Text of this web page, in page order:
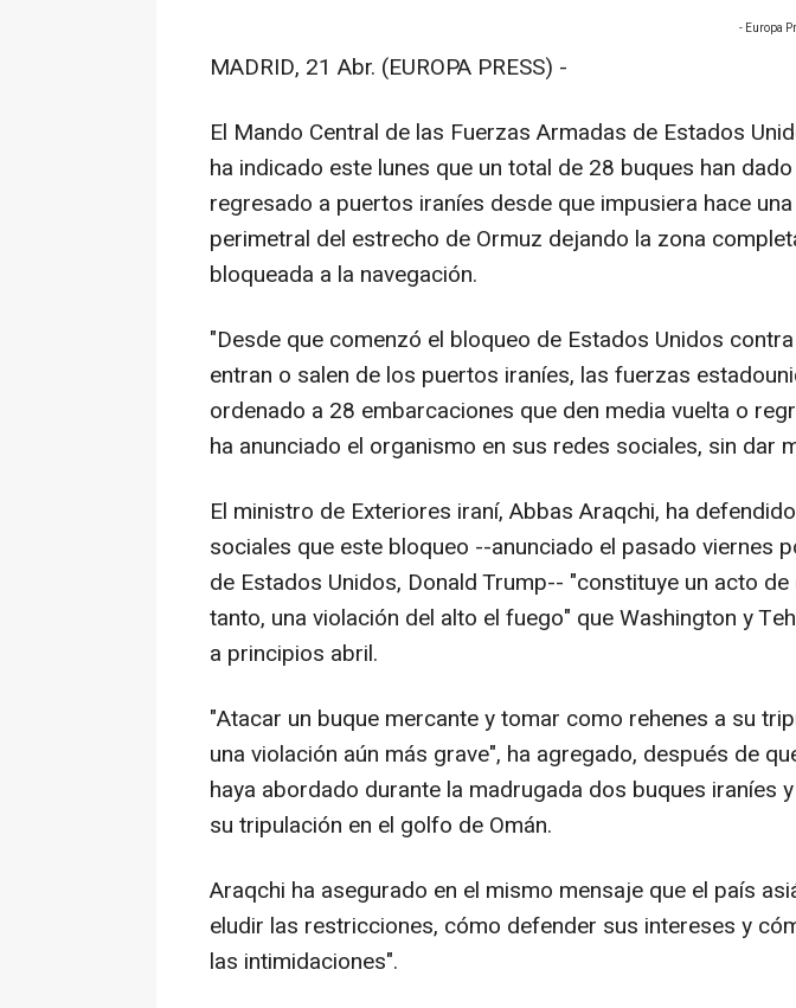
- Europa
MADRID, 21 Abr. (EUROPA PRESS) -
El Mando Central de las Fuerzas Armadas de Estados
ha indicado este lunes que un total de 28 buques han
regresado a puertos iraníes desde que impusiera hace
perimetral del estrecho de Ormuz dejando la zona
bloqueada a la navegación.
"Desde que comenzó el bloqueo de Estados Unidos
entran o salen de los puertos iraníes, las fuerzas
ordenado a 28 embarcaciones que den media vuelta o
ha anunciado el organismo en sus redes sociales, sin dar
El ministro de Exteriores iraní, Abbas Araqchi, ha
sociales que este bloqueo --anunciado el pasado viernes
de Estados Unidos, Donald Trump-- "constituye un acto
tanto, una violación del alto el fuego" que Washington y
a principios abril.
"Atacar un buque mercante y tomar como rehenes a su
una violación aún más grave", ha agregado, después de
haya abordado durante la madrugada dos buques iraníes
su tripulación en el golfo de Omán.
Araqchi ha asegurado en el mismo mensaje que el país
eludir las restricciones, cómo defender sus intereses y
las intimidaciones".